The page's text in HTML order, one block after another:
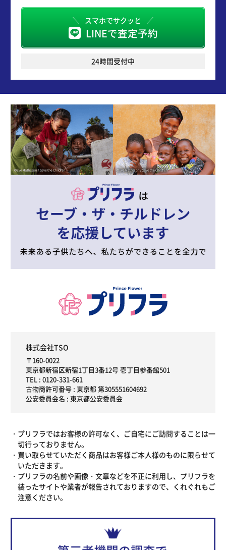
スマホでサクッと
LINEで査定予約
24時間受付中
株式会社TSO
〒160-0022
東京都新宿区新宿1丁目3番12号 壱丁目参番館501
TEL : 0120-331-661
古物商許可番号 : 東京都 第305551604692
公安委員会名 : 東京都公安委員会
プリフラではお客様の許可なく、ご自宅にご訪問することは一
切行っておりません。
買い取らせていただく商品はお客様ご本人様のものに限らせて
いただきます。
プリフラの名前や画像・文章などを不正に利用し、プリフラを
装ったサイトや業者が報告されておりますので、くれぐれもご
注意ください。